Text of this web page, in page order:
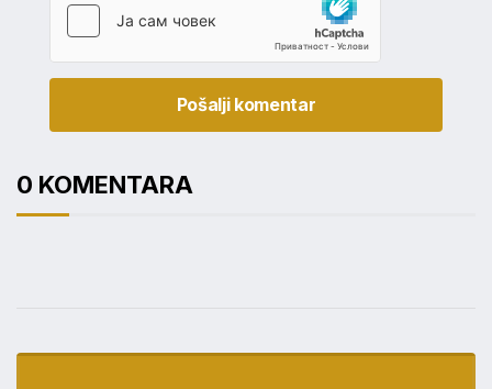
Pošalji komentar
0 KOMENTARA